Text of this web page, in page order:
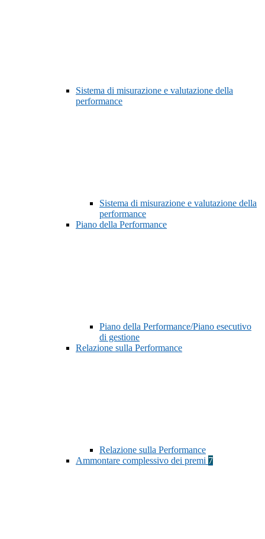
Sistema di misurazione e valutazione della
performance
Sistema di misurazione e valutazione della
performance
Piano della Performance
Piano della Performance/Piano esecutivo
di gestione
Relazione sulla Performance
Relazione sulla Performance
Ammontare complessivo dei premi 7